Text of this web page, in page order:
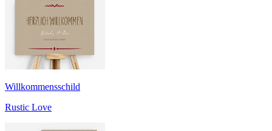
Willkommensschild
Rustic Love